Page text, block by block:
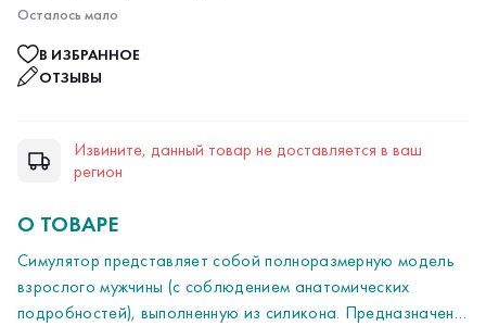
Осталось мало
В ИЗБРАННОЕ
ОТЗЫВЫ
Извините, данный товар не доставляется в ваш
регион
О ТОВАРЕ
Симулятор представляет собой полноразмерную модель
взрослого мужчины (с соблюдением анатомических
подробностей), выполненную из силикона. Предназначен